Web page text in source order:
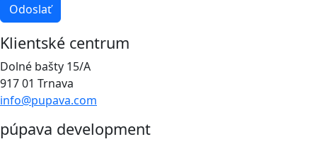
Odoslať
Klientské centrum
Dolné bašty 15/A
917 01 Trnava
info@pupava.com
púpava development